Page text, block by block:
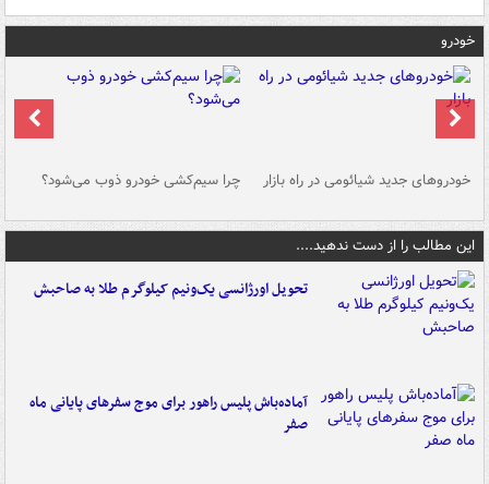
خودرو
خودروهای جدید شیائومی در راه بازار چرا سیم‌کشی خودرو ذوب می‌شود؟
این مطالب را از دست ندهید....
تحویل اورژانسی یک‌ونیم کیلوگرم طلا به صاحبش
آماده‌باش پلیس راهور برای موج سفرهای پایانی ماه
صفر